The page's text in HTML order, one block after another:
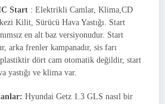
Start : Elektrikli Camlar, Klima,CD
Kilit, Sürücü Hava Yastığı. Start
en alt baz versiyonudur. Start
arka frenler kampanadır, sis farı
dört cam otomatik değildir, start
yastığı ve klima var.
Hyundai Getz 1.3 GLS nasıl bir